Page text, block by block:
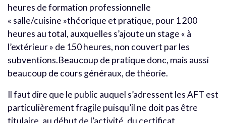
heures de formation professionnelle
« salle/cuisine »théorique et pratique, pour 1 200
heures au total, auxquelles s’ajoute un stage « à
l’extérieur » de 150 heures, non couvert par les
subventions.Beaucoup de pratique donc, mais aussi
beaucoup de cours généraux, de théorie.
Il faut dire que le public auquel s’adressent les AFT est
particulièrement fragile puisqu’il ne doit pas être
titulaire, au début de l’activité, du certificat